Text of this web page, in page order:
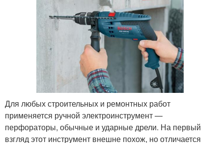
Для любых строительных и ремонтных работ
применяется ручной электроинструмент —
перфораторы, обычные и ударные дрели. На первый
взгляд этот инструмент внешне похож, но отличается